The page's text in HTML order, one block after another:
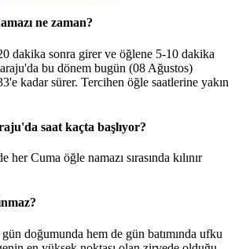
ne zaman?
dakika sonra girer ve öğlene 5-10 dakika
bu dönem bugün (08 Ağustos)
'e kadar sürer. Tercihen öğle saatlerine yakın
saat kaçta başlıyor?
her Cuma öğle namazı sırasında kılınır
doğumunda hem de gün batımında ufku